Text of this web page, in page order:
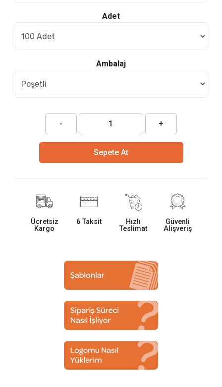
Adet
Ambalaj
- +
Sepete At
Ücretsiz
Kargo
6 Taksit
Hızlı
Teslimat
Güvenli
Alişveriş